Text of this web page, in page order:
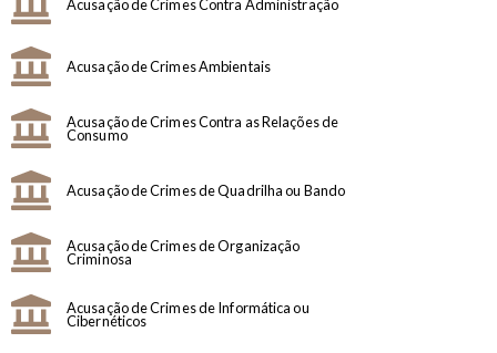
Acusação de Crimes Contra Administração
Acusação de Crimes Ambientais
Acusação de Crimes Contra as Relações de
Consumo
Acusação de Crimes de Quadrilha ou Bando
Acusação de Crimes de Organização
Criminosa
Acusação de Crimes de Informática ou
Cibernéticos